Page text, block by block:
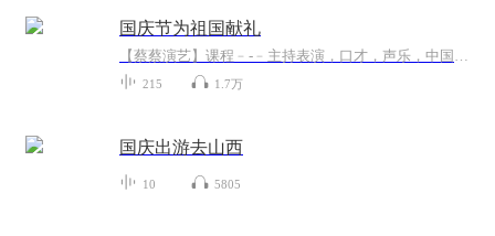
国庆节为祖国献礼
【蔡蔡演艺】课程﹣-﹣主持表演，口才，声乐，中国舞，民族舞。独特的小舞台，专业的录音棚，每一位同学都能成为优秀的小明星。独特的教学模式，轻松上课，快乐学习！知名主持人，舞蹈家，高级教师任职授课！江南总校：河沟街42号三楼 18545856430江北分校...
215 1.7万
国庆出游去山西
10 5805